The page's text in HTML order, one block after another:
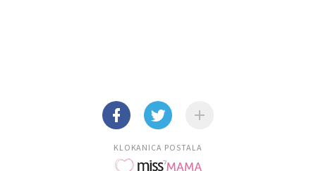
KLOKANICA POSTALA